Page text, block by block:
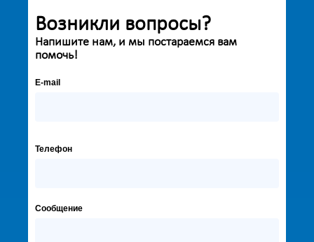
Возникли вопросы?
Напишите нам, и мы постараемся вам
помочь!
E-mail
Телефон
Сообщение